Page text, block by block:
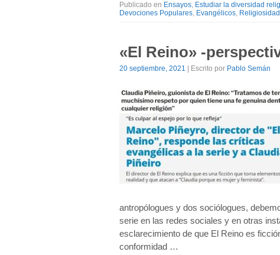
Publicado en Ensayos, Estudiar la diversidad
Devociones Populares, Evangélicos,
«El Reino» -
20 septiembre, 2021 | Escrito por Pablo Semán
antropólogues y dos sociólogues,
serie en las redes sociales y en otras
esclarecimiento de que El Reino es
conformidad …